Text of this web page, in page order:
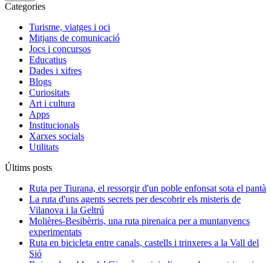
Categories
Turisme, viatges i oci
Mitjans de comunicació
Jocs i concursos
Educatius
Dades i xifres
Blogs
Curiositats
Art i cultura
Apps
Institucionals
Xarxes socials
Utilitats
Últims posts
Ruta per Tiurana, el ressorgir d'un poble enfonsat sota el pantà
La ruta d'uns agents secrets per descobrir els misteris de
Vilanova i la Geltrú
Molières-Besibèrris, una ruta pirenaica per a muntanyencs
experimentats
Ruta en bicicleta entre canals, castells i trinxeres a la Vall del
Sió